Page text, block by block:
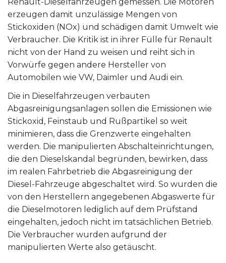
erzeugen damit unzulässige Mengen von
Stickoxiden (NOx) und schädigen damit Umwelt wie
Verbraucher. Die Kritik ist in ihrer Fülle für Renault
nicht von der Hand zu weisen und reiht sich in
Vorwürfe gegen andere Hersteller von
Automobilen wie VW, Daimler und Audi ein.
Die in Dieselfahrzeugen verbauten
Abgasreinigungsanlagen sollen die Emissionen wie
Stickoxid, Feinstaub und Rußpartikel so weit
minimieren, dass die Grenzwerte eingehalten
werden. Die manipulierten Abschalteinrichtungen,
die den Dieselskandal begründen, bewirken, dass
im realen Fahrbetrieb die Abgasreinigung der
Diesel-Fahrzeuge abgeschaltet wird. So wurden die
von den Herstellern angegebenen Abgaswerte für
die Dieselmotoren lediglich auf dem Prüfstand
eingehalten, jedoch nicht im tatsächlichen Betrieb.
Die Verbraucher wurden aufgrund der
manipulierten Werte also getäuscht.